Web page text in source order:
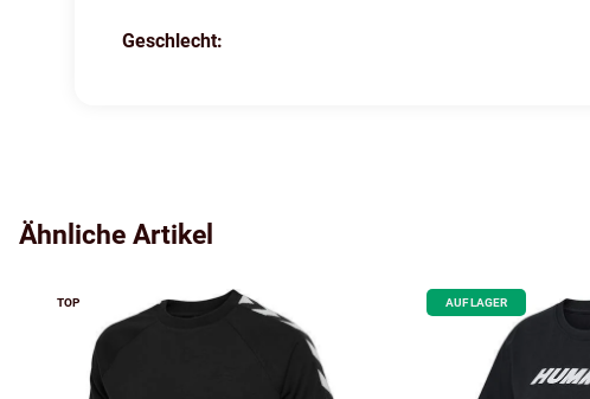
Produkteigenschaft
Wert
Geschlecht:
Ähnliche Artikel
TOP AUF LAGER